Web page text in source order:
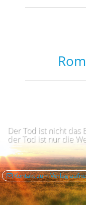
Der Tod ist nicht das
der Tod ist nur die
Kontakt zum Verlag